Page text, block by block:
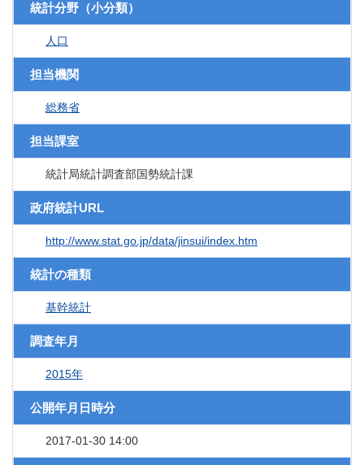
統計分野（小分類）
人口
担当機関
総務省
担当課室
統計局統計調査部国勢統計課
政府統計URL
http://www.stat.go.jp/data/jinsui/index.htm
統計の種類
基幹統計
調査年月
2015年
公開年月日時分
2017-01-30 14:00